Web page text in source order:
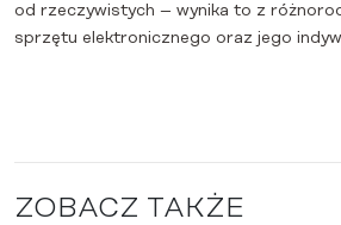
od rzeczywistych – wynika to z
sprzętu elektronicznego oraz jego
ZOBACZ TAKŻE